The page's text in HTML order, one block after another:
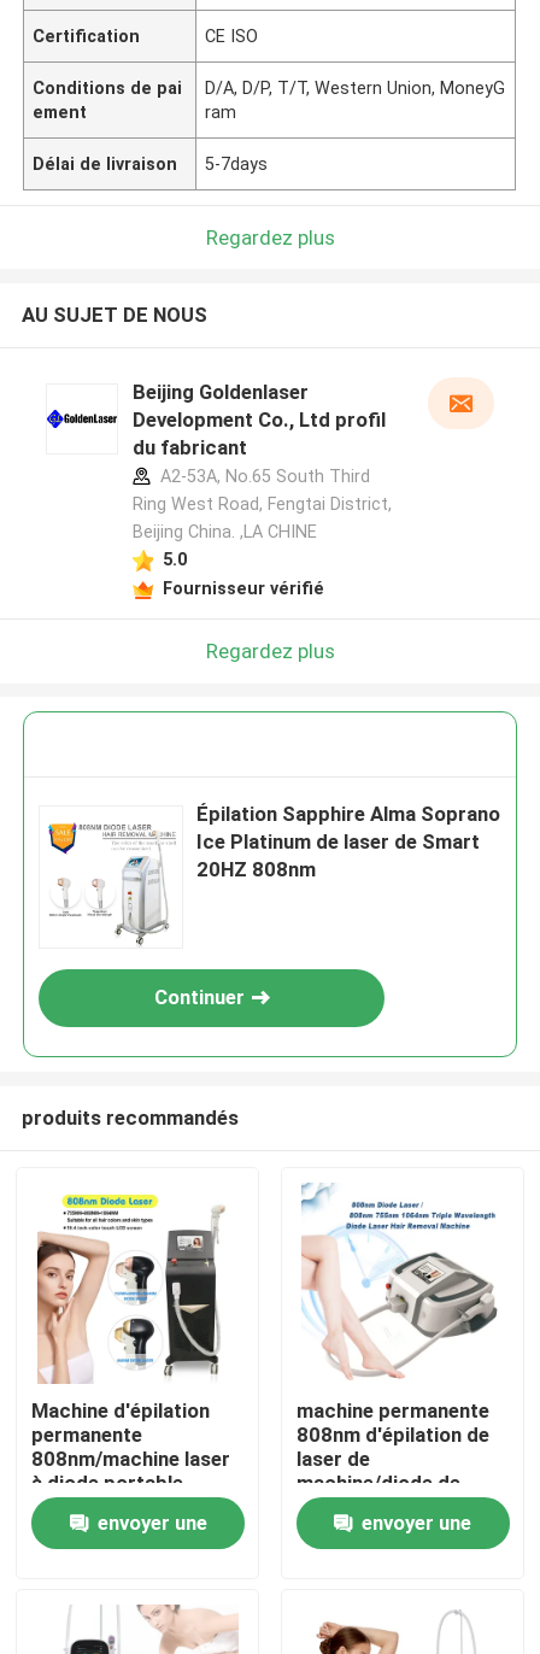
Maison
Vidéos
Certification CE ISO
Conditions de pai
ement
D/A, D/P, T/T, Western Union, MoneyG
ram
Délai de livraison 5-7days
Regardez plus
AU SUJET DE NOUS
Beijing Goldenlaser
Development Co., Ltd profil
du fabricant
A2-53A, No.65 South Third
Ring West Road, Fengtai District,
Beijing China. ,LA CHINE
5.0
Fournisseur vérifié
Regardez plus
Épilation Sapphire Alma Soprano
Ice Platinum de laser de Smart
20HZ 808nm
Continuer
produits recommandés
Machine d'épilation
permanente
808nm/machine laser
à diode portable
envoyer une
machine permanente
808nm d'épilation de
laser de
machine/diode de
l'épilation 808nm
envoyer une